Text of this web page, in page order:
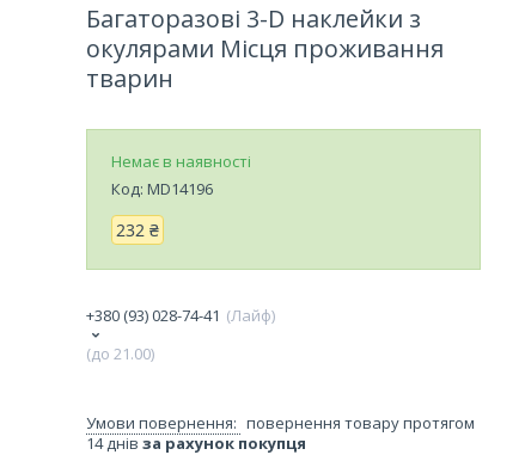
Багаторазові 3-D наклейки з
окулярами Місця проживання
тварин
Немає в наявності
Код: MD14196
232 ₴
+380 (93) 028-74-41
Лайф
(до 21.00)
повернення товару протягом
14 днів за рахунок покупця